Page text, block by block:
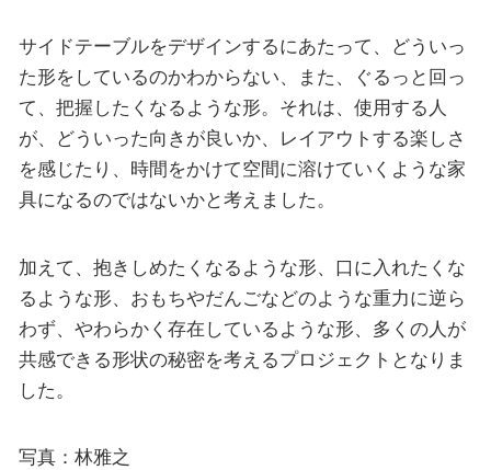
サイドテーブルをデザインするにあたって、どういっ
た形をしているのかわからない、また、ぐるっと回っ
て、把握したくなるような形。それは、使用する人
が、どういった向きが良いか、レイアウトする楽しさ
を感じたり、時間をかけて空間に溶けていくような家
具になるのではないかと考えました。
加えて、抱きしめたくなるような形、口に入れたくな
るような形、おもちやだんごなどのような重力に逆ら
わず、やわらかく存在しているような形、多くの人が
共感できる形状の秘密を考えるプロジェクトとなりま
した。
写真：林雅之